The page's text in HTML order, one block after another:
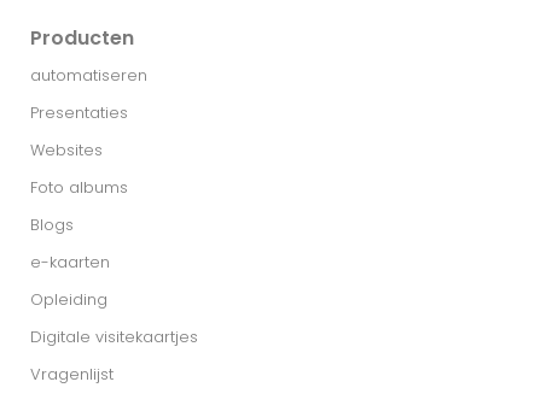
Producten
automatiseren
Presentaties
Websites
Foto albums
Blogs
e-kaarten
Opleiding
Digitale visitekaartjes
Vragenlijst